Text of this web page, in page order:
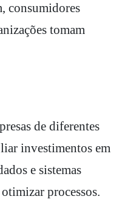
consumidores
tomam
de diferentes
investimentos em
e sistemas
processos.